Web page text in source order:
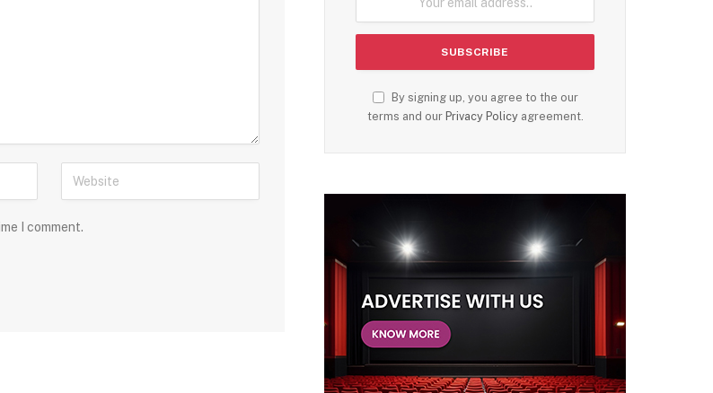
I comment.
By signing up, you agree to the our
terms and our Privacy Policyagreement.